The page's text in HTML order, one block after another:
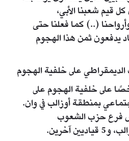
قيم شعبنا الأبي،
(..) كما فعلنا حتى
يدفعون ثمن هذا الهجوم
على خلفية الهجوم
قوات الأمن 38 شخصًا على خلفية الهجوم على
بمنطقة أوزالب في وان.
فرع حزب الشعوب
آخرين.